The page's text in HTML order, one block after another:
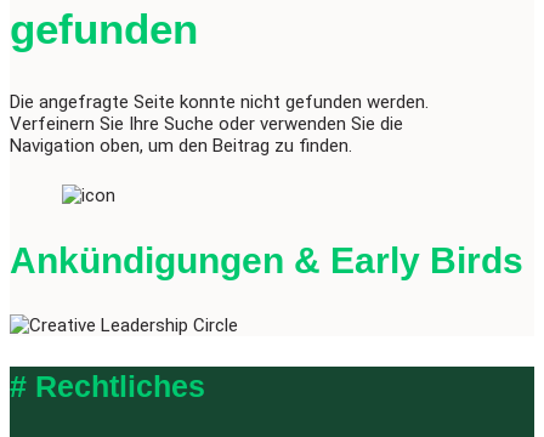
gefunden
Die angefragte Seite konnte nicht gefunden werden.
Verfeinern Sie Ihre Suche oder verwenden Sie die
Navigation oben, um den Beitrag zu finden.
Ankündigungen & Early Birds
# Rechtliches